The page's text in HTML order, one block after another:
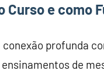
Curso e como
profunda
de